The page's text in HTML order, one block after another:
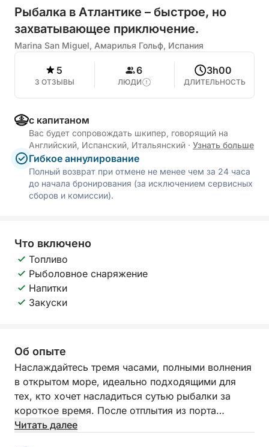
Рыбалка в Атлантике – быстрое, но
захватывающее приключение.
Marina San Miguel, Амарилья Гольф, Испания
5
3 ОТЗЫВЫ
6
ЛЮДИ
3h00
ДЛИТЕЛЬНОСТЬ
с капитаном
Вас будет сопровождать шкипер, говорящий на
Английский, Испанский, Итальянский · Узнать больше
Гибкое аннулирование
Полный возврат при отмене не менее чем за 24 часа
до начала бронирования (за исключением сервисных
сборов и комиссии).
Что включено
Топливо
Рыболовное снаряжение
Напитки
Закуски
Об опыте
Наслаждайтесь тремя часами, полными волнения
в открытом море, идеально подходящими для
тех, кто хочет насладиться сутью рыбалки за
короткое время. После отплытия из порта
Марина Сан-Мигель мы быстро отправимся к
Читать далее